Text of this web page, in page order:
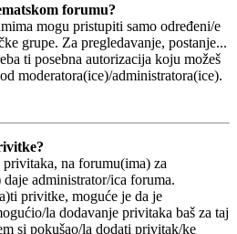
forumu?
mogu pristupiti samo određeni/e
grupe. Za pregledavanje, postanje...
ti posebna autorizacija koju možeš
moderatora(ice)/administratora(ice).
na forumu(ima) za
administrator/ica foruma.
privitke, moguće je da je
la dodavanje privitaka baš za taj
si pokušao/la dodati privitak/ke